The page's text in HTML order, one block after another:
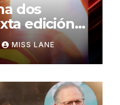
dos
edición
Super
MISS LANE